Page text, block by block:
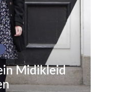
Midikleid